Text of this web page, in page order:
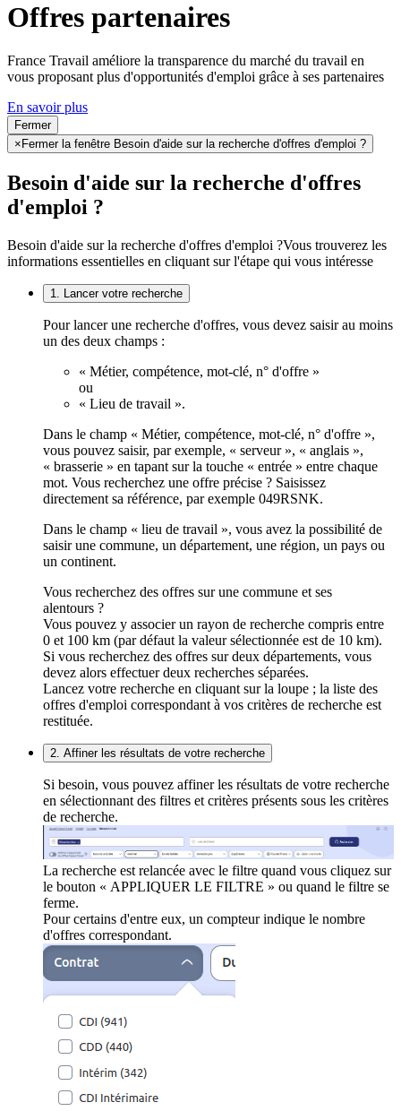
Offres partenaires
France Travail améliore la transparence du marché du travail en
vous proposant plus d'opportunités d'emploi grâce à ses partenaires
En savoir plus
Fermer
× Fermer la fenêtre Besoin d'aide sur la recherche d'offres d'emploi ?
Besoin d'aide sur la recherche d'offres
d'emploi ?
Besoin d'aide sur la recherche d'offres d'emploi ?Vous trouverez les
informations essentielles en cliquant sur l'étape qui vous intéresse
1. Lancer votre recherche
Pour lancer une recherche d'offres, vous devez saisir au moins
un des deux champs :
« Métier, compétence, mot-clé, n° d'offre »
ou
« Lieu de travail ».
Dans le champ « Métier, compétence, mot-clé, n° d'offre »,
vous pouvez saisir, par exemple, « serveur », « anglais »,
« brasserie » en tapant sur la touche « entrée » entre chaque
mot. Vous recherchez une offre précise ? Saisissez
directement sa référence, par exemple 049RSNK.
Dans le champ « lieu de travail », vous avez la possibilité de
saisir une commune, un département, une région, un pays ou
un continent.
Vous recherchez des offres sur une commune et ses
alentours ?
Vous pouvez y associer un rayon de recherche compris entre
0 et 100 km (par défaut la valeur sélectionnée est de 10 km).
Si vous recherchez des offres sur deux départements, vous
devez alors effectuer deux recherches séparées.
Lancez votre recherche en cliquant sur la loupe ; la liste des
offres d'emploi correspondant à vos critères de recherche est
restituée.
2. Affiner les résultats de votre recherche
Si besoin, vous pouvez affiner les résultats de votre recherche
en sélectionnant des filtres et critères présents sous les critères
de recherche.
La recherche est relancée avec le filtre quand vous cliquez sur
le bouton « APPLIQUER LE FILTRE » ou quand le filtre se
ferme.
Pour certains d'entre eux, un compteur indique le nombre
d'offres correspondant.